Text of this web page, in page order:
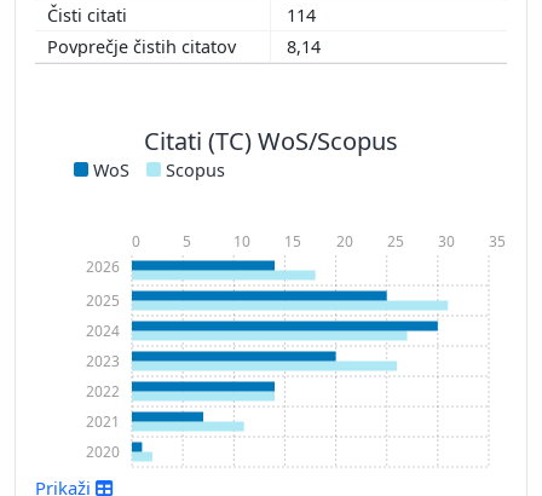
114
8,14
Citati (TC) WoS/Scopus
WoS Scopus
2020
2021
2022
2023
2024
2025
2026
0 5 10 15 20 25 30 35
Prikaži